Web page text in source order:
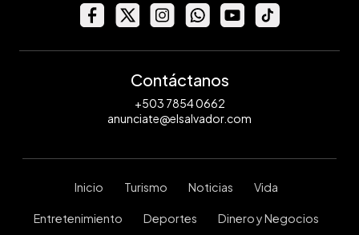
Contáctanos
+503 7854 0662
anunciate@elsalvador.com
Inicio Turismo Noticias Vida
Entretenimiento Deportes Dinero y Negocios